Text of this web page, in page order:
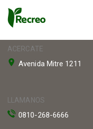
ACERCATE
Avenida Mitre 1211
LLAMANOS
0810-268-6666